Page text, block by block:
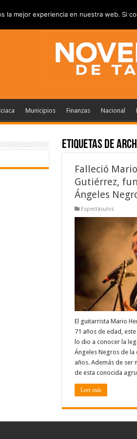
Municipios Finanzas Nacional
Etiquetas de
Falleció
Gutiérrez,
Ángeles
Espectáculos
El guitarrista Mario
71 años de edad,
lo dio a conocer la
Ángeles Negros de
años. Además de ser
de esta conocida
Leer más
la mejor experiencia en nuestra web. Si